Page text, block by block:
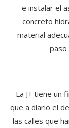
e instalar el
concreto
material
paso
La J+ tiene un
que a diario el
las calles que